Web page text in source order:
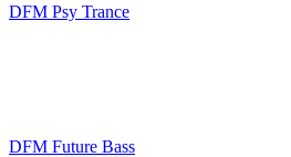
DFM Psy Trance
DFM Future Bass